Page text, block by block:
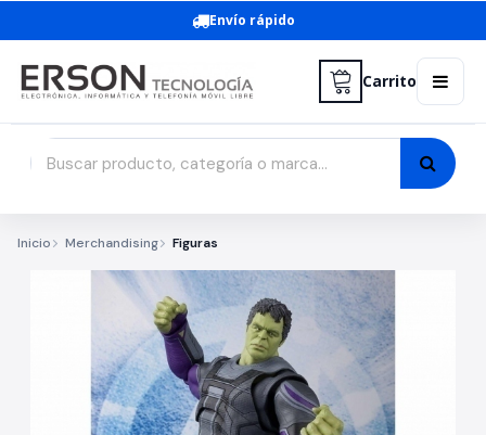
Envío rápido
Carrito
Inicio Merchandising Figuras